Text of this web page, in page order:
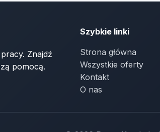
Znajdź
pomocą.
Szybkie linki
Strona główna
Wszystkie oferty
Kontakt
O nas